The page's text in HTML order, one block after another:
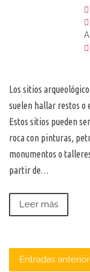
Los sitios
suelen hallar restos o
Estos sitios pueden
roca con pinturas,
monumentos o
partir de…
Leer más
Entradas